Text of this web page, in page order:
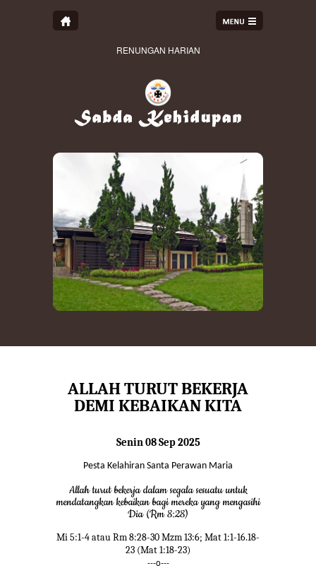
RENUNGAN HARIAN
ALLAH TURUT BEKERJA
DEMI KEBAIKAN KITA
Senin 08 Sep 2025
Pesta Kelahiran Santa Perawan Maria
Allah turut bekerja dalam segala sesuatu untuk
mendatangkan kebaikan bagi mereka yang mengasihi
Dia (Rm 8:28)
Mi 5:1-4 atau Rm 8:28-30 Mzm 13:6; Mat 1:1-16.18-
23 (Mat 1:18-23)
---o---